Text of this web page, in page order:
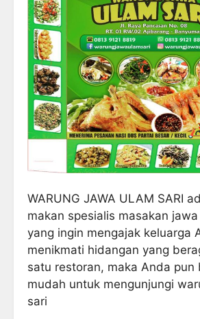
WARUNG JAWA ULAM SARI
makan spesialis masakan
yang ingin mengajak keluarga
menikmati hidangan yang
satu restoran, maka Anda pun
mudah untuk mengunjungi
sari